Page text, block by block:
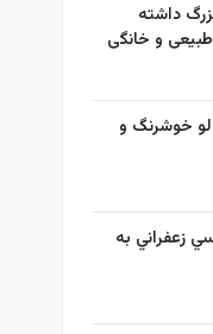
داشته
و خانگی
خوشرنگ و
زعفراني به